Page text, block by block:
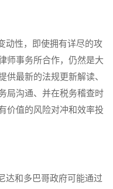
性，即使拥有详尽的攻
师事务所合作，仍然是大
供最新的法规更新解读、
局沟通、并在税务稽查时
价值的风险对冲和效率投
和多巴哥政府可能通过